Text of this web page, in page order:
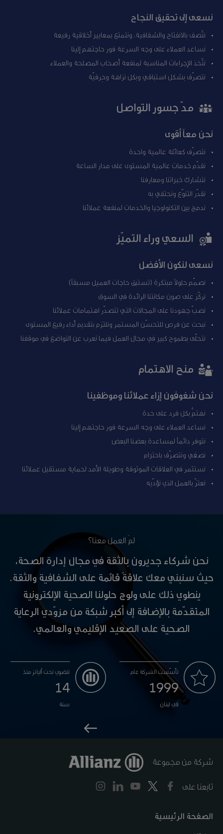
نسعى إلى تحقيق النجاح
نتّصف بالانفتاح والشفافية، ونتمتع بمعايير أخلاقية رفيعة
نساعد العملاء على وجه السرعة فور حاجتهم إلينا
نتّخذ الإجراءات المناسبة لمنفعة أصحاب المصلحة والعملاء
نتصرّف بشكل استباقي وبكل نزاهة وحِرفيّة
مدّ جسور التواصل
نحن معاً أقوى
نتصرّف كعائلة عالمية واحدة
نقدّم خدمات عالمية المستوى على مدار الساعة
نتشارك خبراتنا ومعارفنا
نقدّر التنوّع ونحتفي به
ندمج بين التكنولوجيا والخدمات لمنفعة عملائنا
السعي وراء التميّز
نسعى لنكون الأفضل
نصمّم حلولاً مبتكرة (تستبق حاجات العميل مسبقاً)
نركّز على صون مكانتنا الرائدة في السوق
نصبّ جهودنا على المجالات التي تتصدّر اهتمامات عملائنا
نبحث عن فرص للتحسّن المستمر ونلتزم بتقديم أداء رفيع المستوى
نتحلّى بطموح كبير في مجال العمل فيما نعرب عن التواضع في موقفنا
منح الاهتمام
نحن شغوفون إزاء عملائنا وموظفينا
نهتمُّ بكل فرد على حدة
نساعد العملاء على وجه السرعة فور حاجتهم إلينا
نتوفر دائماً لمساعدة بعضنا البعض
نصغي ونتصرّف باحترام
نستثمر في العلاقات الموثوقة وطويلة الأمد لحماية مستقبل عملائنا
نعتزّ بالعمل الذي نؤدّيه
لمَ العمل معنا؟
نحن شركاء جديرون بالثقة في مجال إدارة الصحة،
حيث سنبني معك علاقةً قائمة على الشفافية والثقة.
ينطوي ذلك على ولوج حلولنا الصحية الإلكترونية
المتقدّمة بالإضافة إلى أكبر شبكة من مزوّدي الرعاية
الصحية على الصعيد الإقليمي والعالمي.
تأسّست الشركة عام
1999
في لبنان
تنضوي تحت أليانز منذ
14
سنة
شركة من مجموعة
تابعنا على
الصفحة الرئيسية